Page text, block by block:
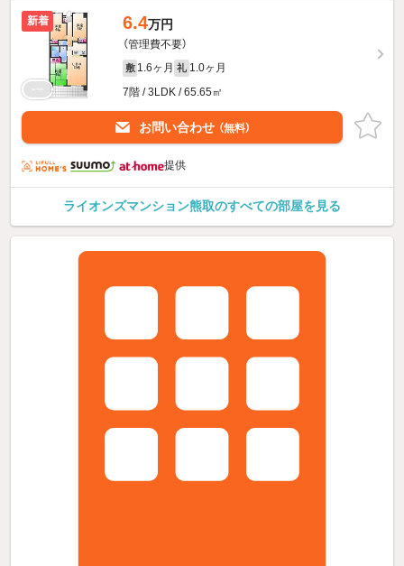
新着 6.4万円
（管理費不要）
敷 1.6ヶ月 礼 1.0ヶ月
7階 / 3LDK / 65.65㎡
お問い合わせ （無料）
提供
ライオンズマンション熊取のすべての部屋を見る